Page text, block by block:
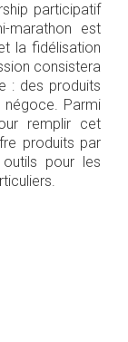
participatif
marathon est
la fidélisation
consistera
: des produits
négoce. Parmi
remplir cet
produits par
pour les